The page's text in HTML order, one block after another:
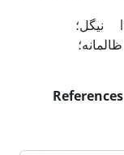
نیگل؛
ظالمانه؛
References